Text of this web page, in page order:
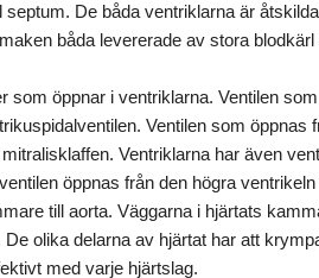
De båda ventriklarna är
båda levererade av stora
som öppnar i ventriklarna. Ventilen
Ventilen som öppnas
Ventriklarna har även
öppnas från den högra
till aorta. Väggarna i hjärtats
olika delarna av hjärtat har att
med varje hjärtslag.